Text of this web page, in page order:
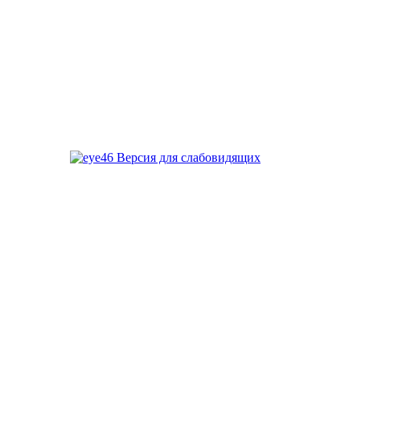
Версия для слабовидящих